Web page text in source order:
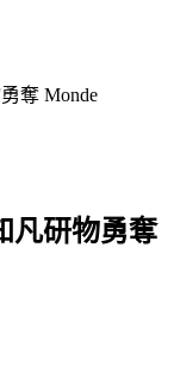
奪 Monde
凡研物勇奪